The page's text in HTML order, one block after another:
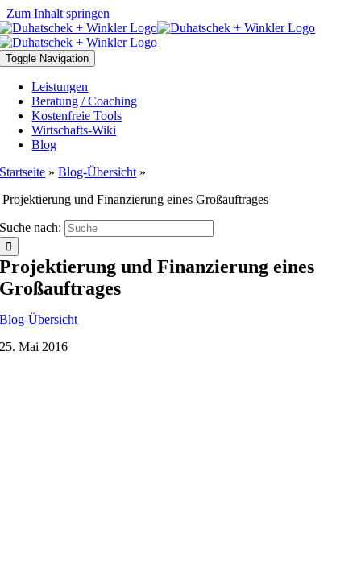
Zum Inhalt springen
Toggle Navigation
Leistungen
Beratung / Coaching
Kostenfreie Tools
Wirtschafts-Wiki
Blog
Startseite »Blog-Übersicht »
Projektierung und Finanzierung eines Großauftrages
Suche nach:
Projektierung und Finanzierung eines
Großauftrages
Blog-Übersicht
25. Mai 2016